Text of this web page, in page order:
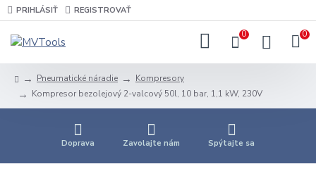
PRIHLÁSIŤ REGISTROVAŤ
0 0
Pneumatické náradie
Kompresory
Kompresor bezolejový 2-valcový 50l, 10 bar, 1,1 kW, 230V
Doprava Zavolajte nám Spýtajte sa